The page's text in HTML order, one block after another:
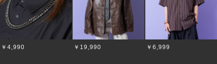
￥4,990 ￥19,990 ￥6,999